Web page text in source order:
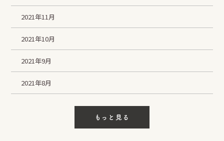
2021年11月
2021年10月
2021年9月
2021年8月
もっと見る